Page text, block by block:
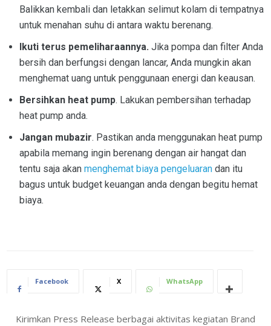
Balikkan kembali dan letakkan selimut kolam di tempatnya
untuk menahan suhu di antara waktu berenang.
Ikuti terus pemeliharaannya. Jika pompa dan filter Anda
bersih dan berfungsi dengan lancar, Anda mungkin akan
menghemat uang untuk penggunaan energi dan keausan.
Bersihkan heat pump. Lakukan pembersihan terhadap
heat pump anda.
Jangan mubazir. Pastikan anda menggunakan heat pump
apabila memang ingin berenang dengan air hangat dan
tentu saja akan menghemat biaya pengeluaran dan itu
bagus untuk budget keuangan anda dengan begitu hemat
biaya.
Facebook X WhatsApp
Kirimkan Press Release berbagai aktivitas kegiatan Brand